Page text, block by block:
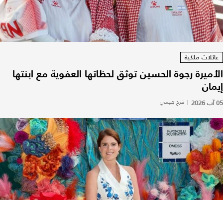
عائلات ملكية
الأميرة رجوة الحسين توثق لحظاتها العفوية مع ابنتها
إيمان
05 آب 2026 | فرح جهمي